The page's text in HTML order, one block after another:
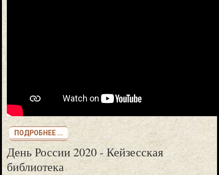
ПОДРОБНЕЕ ...
День России 2020 - Кейзесская
библиотека